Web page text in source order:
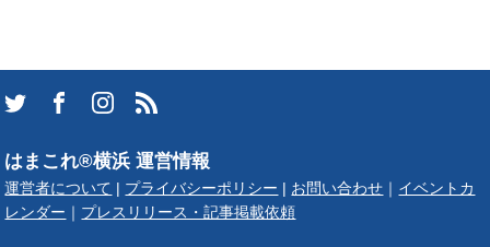
はまこれ®横浜 運営情報
運営者について プライバシーポリシー お問い合わせ
イベントカ
レンダー
プレスリリース・記事掲載依頼